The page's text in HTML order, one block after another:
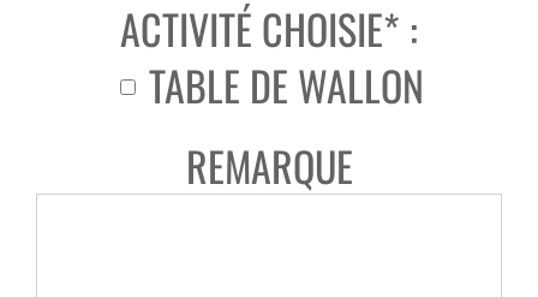
ACTIVITÉ CHOISIE* :
TABLE DE WALLON
REMARQUE